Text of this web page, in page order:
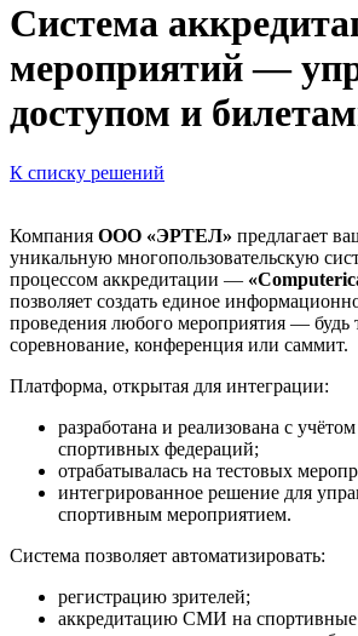
Система
мероприятий —
доступом и
К списку решений
Компания ООО «ЭРТЕЛ» предлагает
уникальную многопользовательскую
процессом аккредитации —
позволяет создать единое
проведения любого мероприятия — будь
соревнование, конференция или саммит.
Платформа, открытая для интеграции:
разработана и реализована с
спортивных федераций;
отрабатывалась на тестовых
интегрированное решение для
спортивным мероприятием.
Система позволяет автоматизировать:
регистрацию зрителей;
аккредитацию СМИ на спортивные